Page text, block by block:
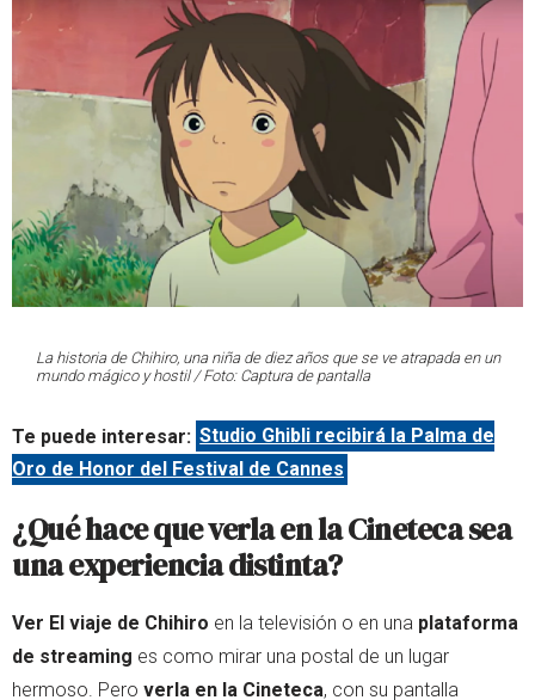
La historia de Chihiro, una niña de diez años que se ve atrapada en un
mundo mágico y hostil / Foto: Captura de pantalla
Te puede interesar: Studio Ghibli recibirá la Palma de
Oro de Honor del Festival de Cannes
¿Qué hace que verla en la Cineteca sea
una experiencia distinta?
Ver El viaje de Chihiro en la televisión o en una plataforma
de streaming es como mirar una postal de un lugar
hermoso. Pero verla en la Cineteca, con su pantalla